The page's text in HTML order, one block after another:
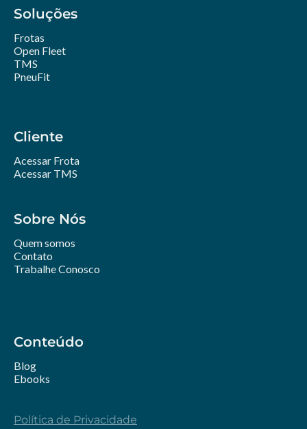
Soluções
Frotas
Open Fleet
TMS
PneuFit
Cliente
Acessar Frota
Acessar TMS
Sobre Nós
Quem somos
Contato
Trabalhe Conosco
Conteúdo
Blog
Ebooks
Política de Privacidade